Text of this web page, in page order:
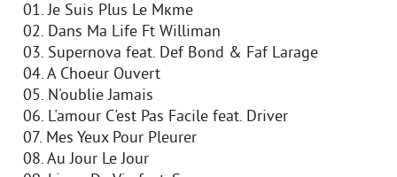
01. Je Suis Plus Le Mкme
02. Dans Ma Life Ft Williman
03. Supernova feat. Def Bond & Faf Larage
04. A Choeur Ouvert
05. N'oublie Jamais
06. L'amour C'est Pas Facile feat. Driver
07. Mes Yeux Pour Pleurer
08. Au Jour Le Jour